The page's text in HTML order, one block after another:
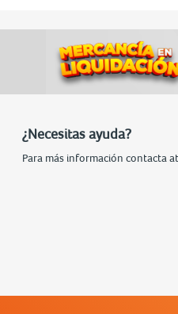
¿Necesitas ayuda?
Para más información contacta